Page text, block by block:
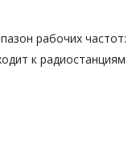
рабочих частот:
к радиостанциям